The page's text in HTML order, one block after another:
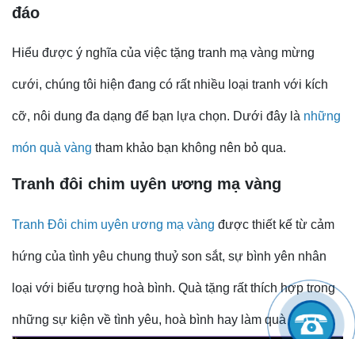
đáo
Hiểu được ý nghĩa của việc tặng tranh mạ vàng mừng
cưới, chúng tôi hiện đang có rất nhiều loại tranh với kích
cỡ, nôi dung đa dạng để bạn lựa chọn. Dưới đây là những
món quà vàng tham khảo bạn không nên bỏ qua.
Tranh đôi chim uyên ương mạ vàng
Tranh Đôi chim uyên ương mạ vàng được thiết kế từ cảm
hứng của tình yêu chung thuỷ son sắt, sự bình yên nhân
loại với biểu tượng hoà bình. Quà tặng rất thích hợp trong
những sự kiện về tình yêu, hoà bình hay làm quà cưới.